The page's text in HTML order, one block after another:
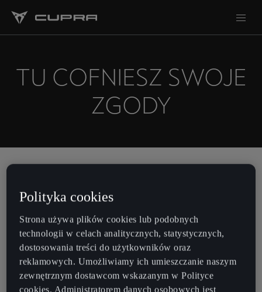
TU COFNIESZ SWOJE
ZGODY
Polityka cookies
Strona używa plików cookies lub podobnych
technologii w celach analitycznych, statystycznych,
dostosowania treści do użytkowników oraz
reklamowych. Umożliwiamy ich umieszczanie naszym
zewnętrznym dostawcom wskazanym w Polityce
cookies. Administratorem danych osobowych jest